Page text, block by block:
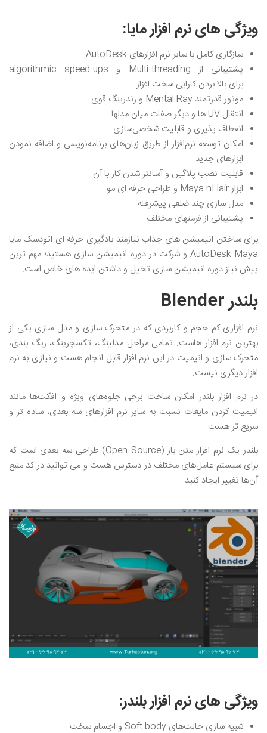
ویژگی های نرم افزار مایا:
سازگاری کامل با سایر نرم افزارهای AutoDesk
پشتیبانی از Multi-threading و algorithmic speed-ups
برای بالا بردن کارایی سخت افزار
موتور قدرتمند Mental Ray و رندرینگ قوی
انتقال UV ها و دیگر صفات میان مدلها
انعطاف ‌پذیری و قابلیت‌ شخصی‌سازی
امکان توسعه نرم‌افزار از طریق زبان‌های برنامه‌نویسی و اضافه نمودن
ابزارهای جدید
قابلیت نصب پلاگین و آسانتر شدن کار با آن
ابزار Maya nHair و طراحی حرفه ای مو
مدل سازی چند ضلعی پیشرفته
پشتیبانی از فرمتهای مختلف
برای ساختن انیمیشن های جذاب نیازمند یادگیری حرفه ای اتودسک مایا
AutoDesk Maya و شرکت در دوره انیمیشن سازی هستید؛ مهم ترین
پیش نیاز دوره انیمیشن سازی تخیل و داشتن ایده های خاص است.
بلندر Blender
نرم‌ افزاری کم‌ حجم و کاربردی که در متحرک سازی و مدل سازی یکی از
بهترین نرم افزار هاست. تمامی مراحل مدلینگ، تکسچرینگ، ریگ بندی،
متحرک‌ سازی و انیمیت در این نرم ‌افزار قابل انجام هست و نیازی به نرم
افزار دیگری نیست.
در نرم افزار بلندر امکان ساخت برخی جلوه‌های ویژه و افکت‌ها مانند
انیمیت کردن مایعات نسبت به سایر نرم ‌افزارهای سه ‌بعدی، ساده ‌تر و
سریع‌ تر هست.
بلندر یک نرم افزار متن باز (Open Source) طراحی سه بعدی است که
برای سیستم عامل‌های مختلف در دسترس هست و می توانید در کد منبع
آن‌ها تغییر ایجاد کنید.
ویژگی های نرم افزار بلندر:
شبیه سازی حالت‌های Soft body و اجسام سخت